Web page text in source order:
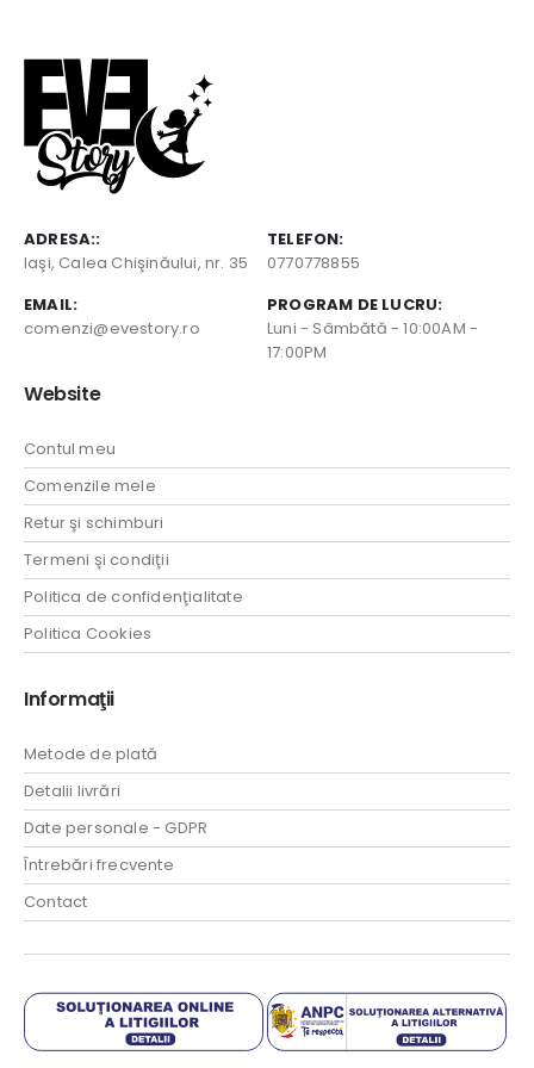
ADRESA::
Iaşi, Calea Chişinăului, nr. 35
TELEFON:
0770778855
EMAIL:
comenzi@evestory.ro
PROGRAM DE LUCRU:
Luni - Sâmbătă - 10:00AM -
17:00PM
Website
Contul meu
Comenzile mele
Retur şi schimburi
Termeni şi condiţii
Politica de confidenţialitate
Politica Cookies
Informaţii
Metode de plată
Detalii livrări
Date personale - GDPR
Întrebări frecvente
Contact